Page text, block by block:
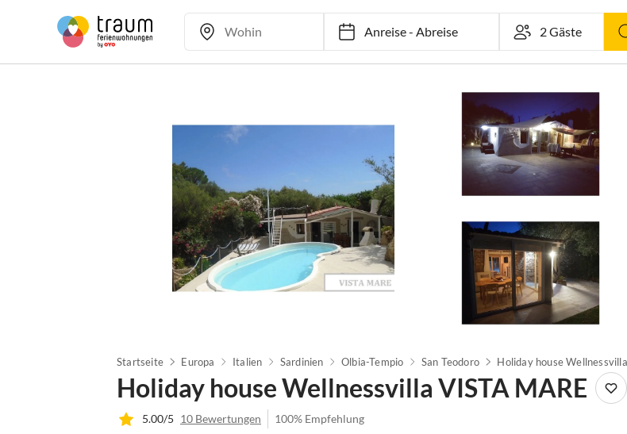
Anreise-Abreise
Startseite Europa Italien Sardinien Olbia-Tempio San Teodoro
Holiday house Wellnessvilla VISTA MARE
5.00/5 10 Bewertungen 100% Empfehlung